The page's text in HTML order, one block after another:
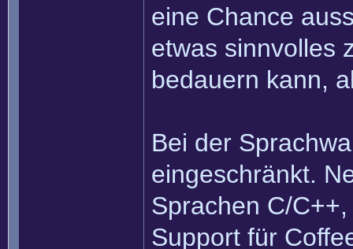
eine Chance
etwas sinnvolles
bedauern kann,
Bei der
eingeschränkt.
Sprachen C/
Support für